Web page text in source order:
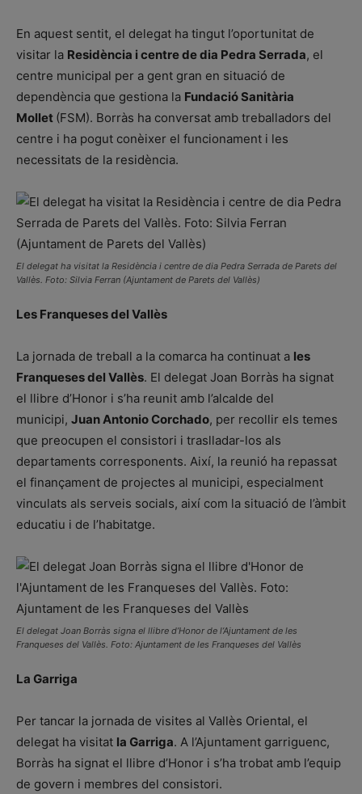
En aquest sentit, el delegat ha tingut l’oportunitat de
visitar la Residència i centre de dia Pedra Serrada, el
centre municipal per a gent gran en situació de
dependència que gestiona la Fundació Sanitària
Mollet (FSM). Borràs ha conversat amb treballadors del
centre i ha pogut conèixer el funcionament i les
necessitats de la residència.
El delegat ha visitat la Residència i centre de dia Pedra Serrada de Parets del
Vallès. Foto: Silvia Ferran (Ajuntament de Parets del Vallès)
Les Franqueses del Vallès
La jornada de treball a la comarca ha continuat a les
Franqueses del Vallès. El delegat Joan Borràs ha signat
el llibre d’Honor i s’ha reunit amb l’alcalde del
municipi, Juan Antonio Corchado, per recollir els temes
que preocupen el consistori i traslladar-los als
departaments corresponents. Així, la reunió ha repassat
el finançament de projectes al municipi, especialment
vinculats als serveis socials, així com la situació de l’àmbit
educatiu i de l’habitatge.
El delegat Joan Borràs signa el llibre d’Honor de l’Ajuntament de les
Franqueses del Vallès. Foto: Ajuntament de les Franqueses del Vallès
La Garriga
Per tancar la jornada de visites al Vallès Oriental, el
delegat ha visitat la Garriga. A l’Ajuntament garriguenc,
Borràs ha signat el llibre d’Honor i s’ha trobat amb l’equip
de govern i membres del consistori.